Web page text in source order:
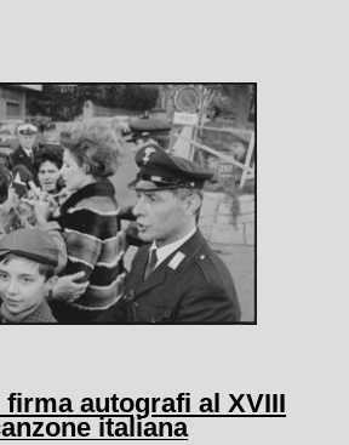
autografi al XVIII
italiana